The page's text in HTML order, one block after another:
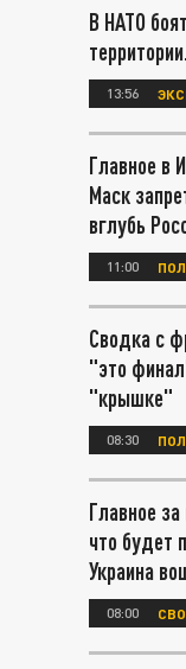
В НАТО
13:56
Главное в
Маск
вглубь
11:00
Сводка с
"это
"крышке"
08:30
Главное
что будет
Украина
08:00 СВО